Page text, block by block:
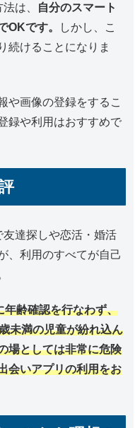
は、
自分のスマート
OKです。
しかし、こ
続けることになりま
や画像の登録をするこ
録や利用はおすすめで
友達探しや恋活・婚活
、利用のすべてが自己
齢確認を行なわず、
未満の児童が紛れ込ん
場としては非常に危険
会いアプリの利用をお